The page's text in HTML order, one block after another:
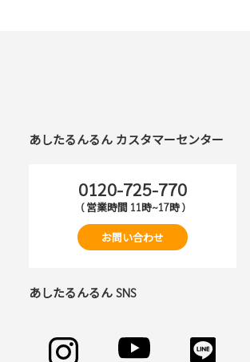
あしたるんるん カスタマーセンター
0120-725-770
( 営業時間 11時~17時 )
お問い合わせ
あしたるんるん SNS